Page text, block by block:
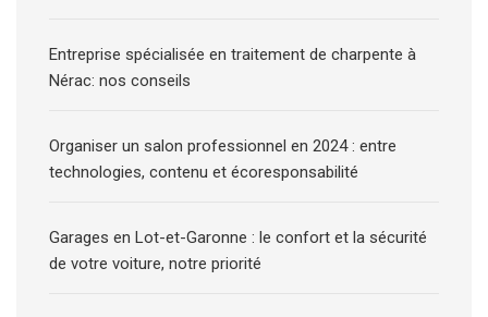
Entreprise spécialisée en traitement de charpente à
Nérac: nos conseils
Organiser un salon professionnel en 2024 : entre
technologies, contenu et écoresponsabilité
Garages en Lot-et-Garonne : le confort et la sécurité
de votre voiture, notre priorité